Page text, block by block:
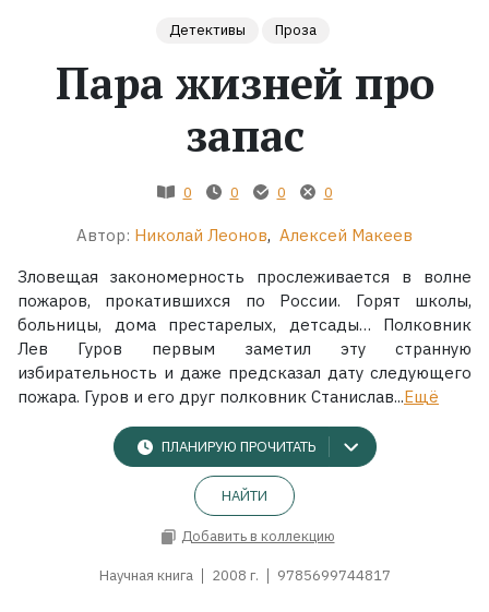
Серии
Коллекции
Детективы Проза
Пара жизней про
запас
0 0 0 0
Автор: Николай Леонов, Алексей Макеев
Зловещая закономерность прослеживается в волне
пожаров, прокатившихся по России. Горят школы,
больницы, дома престарелых, детсады… Полковник
Лев Гуров первым заметил эту странную
избирательность и даже предсказал дату следующего
пожара. Гуров и его друг полковник Станислав...Ещё
ПЛАНИРУЮ ПРОЧИТАТЬ
НАЙТИ
Добавить в коллекцию
Научная книга 2008 г. 9785699744817